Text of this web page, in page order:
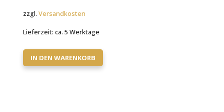
zzgl.Versandkosten
Lieferzeit:ca. 5 Werktage
IN DEN WARENKORB